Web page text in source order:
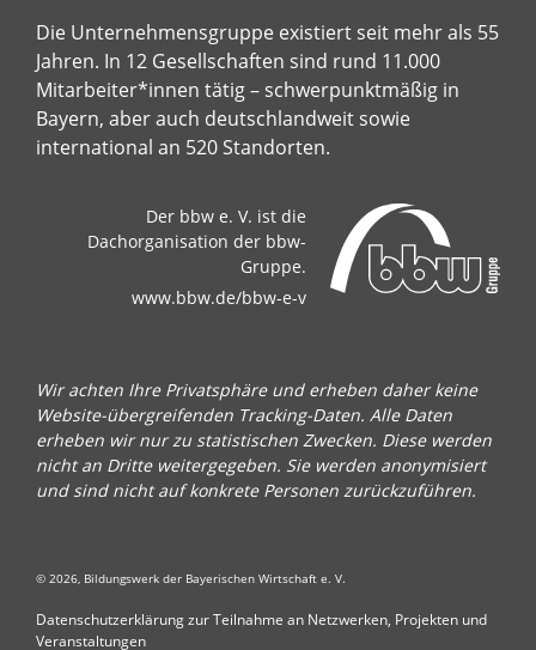
Die Unternehmensgruppe existiert seit mehr als 55
Jahren. In 12 Gesellschaften sind rund 11.000
Mitarbeiter*innen tätig – schwerpunktmäßig in
Bayern, aber auch deutschlandweit sowie
international an 520 Standorten.
Der bbw e. V. ist die
Dachorganisation der bbw-
Gruppe.
www.bbw.de/bbw-e-v
Wir achten Ihre Privatsphäre und erheben daher keine
Website-übergreifenden Tracking-Daten. Alle Daten
erheben wir nur zu statistischen Zwecken. Diese werden
nicht an Dritte weitergegeben. Sie werden anonymisiert
und sind nicht auf konkrete Personen zurückzuführen.
© 2026, Bildungswerk der Bayerischen Wirtschaft e. V.
Datenschutzerklärung zur Teilnahme an Netzwerken, Projekten und
Veranstaltungen